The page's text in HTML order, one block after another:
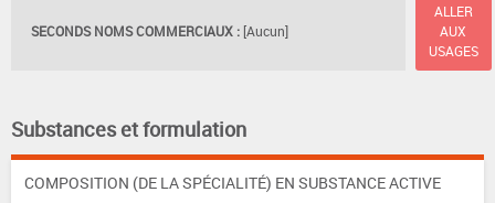
SECONDS NOMS COMMERCIAUX : [Aucun]
ALLER
AUX
USAGES
Substances et formulation
COMPOSITION (DE LA SPÉCIALITÉ) EN SUBSTANCE ACTIVE